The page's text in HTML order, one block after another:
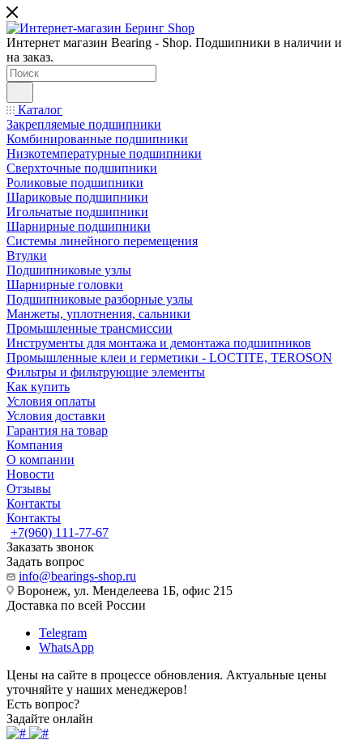
Интернет магазин Bearing - Shop. Подшипники в наличии и
на заказ.
Каталог
Закрепляемые подшипники
Комбинированные подшипники
Низкотемпературные подшипники
Сверхточные подшипники
Роликовые подшипники
Шариковые подшипники
Игольчатые подшипники
Шарнирные подшипники
Системы линейного перемещения
Втулки
Подшипниковые узлы
Шарнирные головки
Подшипниковые разборные узлы
Манжеты, уплотнения, сальники
Промышленные трансмиссии
Инструменты для монтажа и демонтажа подшипников
Промышленные клеи и герметики - LOCTITE, TEROSON
Фильтры и фильтрующие элементы
Как купить
Условия оплаты
Условия доставки
Гарантия на товар
Компания
О компании
Новости
Отзывы
Контакты
Контакты
+7(960) 111-77-67
Заказать звонок
Задать вопрос
info@bearings-shop.ru
Воронеж, ул. Менделеева 1Б, офис 215
Доставка по всей России
Telegram
WhatsApp
Цены на сайте в процессе обновления. Актуальные цены
уточняйте у наших менеджеров!
Есть вопрос?
Задайте онлайн